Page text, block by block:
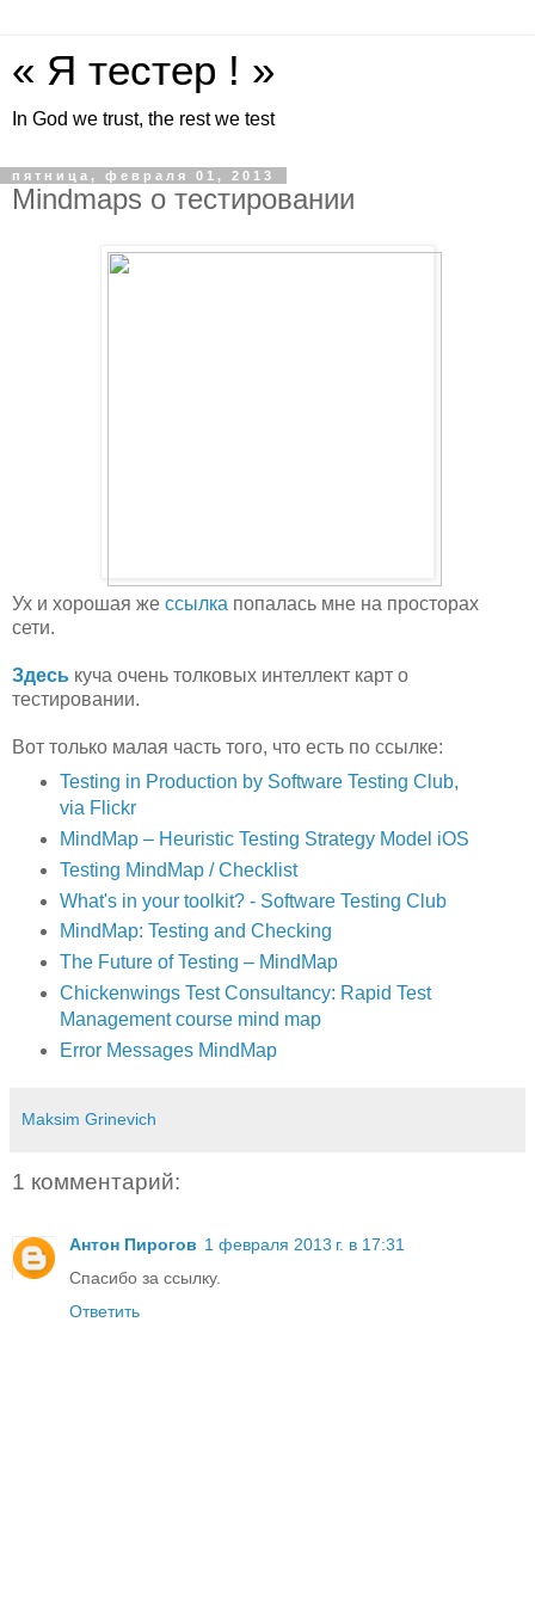
« Я тестер ! »
In God we trust, the rest we test
пятница, февраля 01, 2013
Mindmaps о тестировании
Ух и хорошая же ссылка попалась мне на просторах
сети.
Здесь куча очень толковых интеллект карт о
тестировании.
Вот только малая часть того, что есть по ссылке:
Testing in Production by Software Testing Club,
via Flickr
MindMap – Heuristic Testing Strategy Model iOS
Testing MindMap / Checklist
What's in your toolkit? - Software Testing Club
MindMap: Testing and Checking
The Future of Testing – MindMap
Chickenwings Test Consultancy: Rapid Test
Management course mind map
Error Messages MindMap
Maksim Grinevich
1 комментарий:
Антон Пирогов 1 февраля 2013 г. в 17:31
Спасибо за ссылку.
Ответить